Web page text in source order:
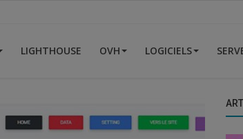
LIGHTHOUSE OVH LOGICIELS